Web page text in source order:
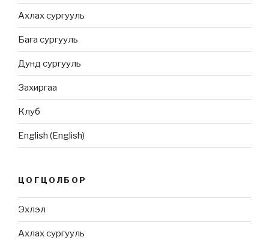
Ахлах сургууль
Бага сургууль
Дунд сургууль
Захиргаа
Клуб
English (English)
ЦОГЦОЛБОР
Эхлэл
Ахлах сургууль